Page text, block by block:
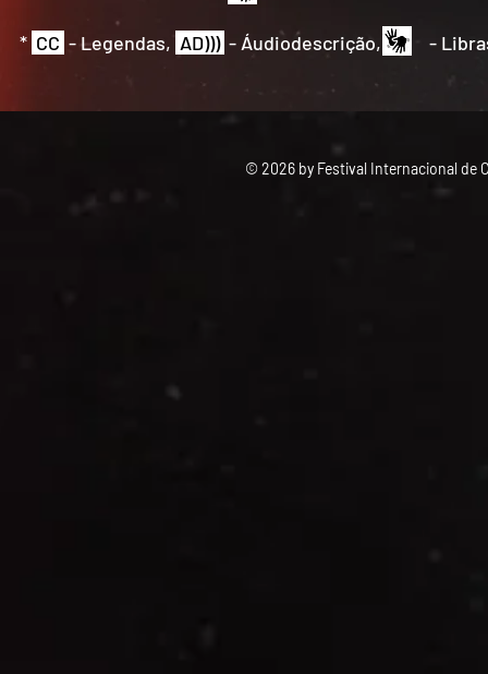
* CC - Legendas, AD))) - Áudiodescrição, -
© 2026 by Festival Internacional de